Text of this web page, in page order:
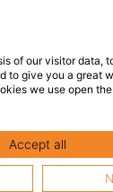
sisältö,
of our visitor data,
to give you a great
we use open
Accept all